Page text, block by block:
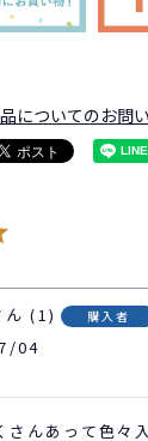
についてのお問
1 購入者
04
んあって色々